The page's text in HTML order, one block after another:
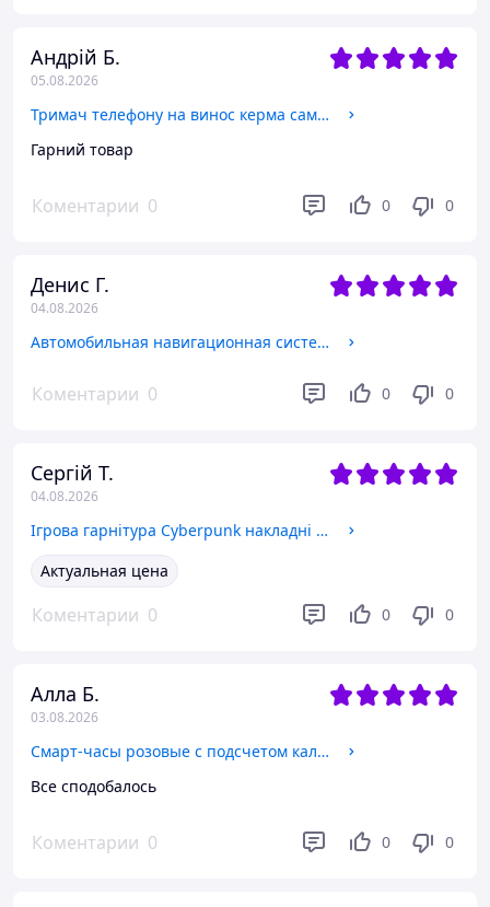
Андрій Б.
05.08.2026
Тримач телефону на винос керма самоката Hoco Black-Red, Велотримач для велосипеда з кермовим кріпленням 360
Гарний товар
Коментарии 0 0 0
Денис Г.
04.08.2026
Автомобильная навигационная система Navitel 5,0, Навигатор для грузовиков и больших автомобилей с картами онлайн
Коментарии 0 0 0
Сергій Т.
04.08.2026
Ігрова гарнітура Cyberpunk накладні з мікрофоном, Дротові повнорозмірні навушники для комп ютера та онлайн ігор
Актуальная цена
Коментарии 0 0 0
Алла Б.
03.08.2026
Смарт-часы розовые с подсчетом калорий, Спортивные часы для активных людей и контроля здоровья
Все сподобалось
Коментарии 0 0 0